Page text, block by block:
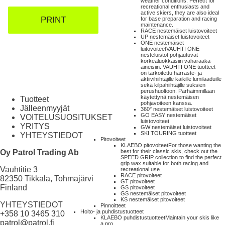
recreational enthusiasts and
active skiers, they are also ideal
for base preparation and racing
maintenance.
RACE nestemäiset luistovoiteet
UP nestemäiset luistovoiteet
ONE nestemäiset
luitovoiteetVAUHTI ONE
nesteluistot pohjautuvat
korkealuokkaisiin vaharaaka-
aineisiin. VAUHTI ONE tuotteet
on tarkoitettu harraste- ja
aktiivihiihtäjille kaikille lumilaaduille
sekä kilpahiihtäjille suksien
perushuoltoon. Parhaimmillaan
käytettynä nestemäisen
pohjavoiteen kanssa.
360° nestemäiset luistovoiteet
GO EASY nestemäiset
luistovoiteet
GW nestemäiset luistovoiteet
SKI TOURING tuotteet
Pitovoiteet
KLAEBO pitovoiteetFor those wanting the
best for their classic skis, check out the
SPEED GRIP collection to find the perfect
grip wax suitable for both racing and
recreational use.
RACE pitovoiteet
GT pitovoiteet
GS pitovoiteet
GS nestemäiset pitovoiteet
KS nestemäiset pitovoiteet
Pinnoitteet
Hoito- ja puhdistustuotteet
KLAEBO puhdistustuotteetMaintain your skis like
a pro.
PRINT
Tuotteet
Jälleenmyyjät
VOITELUSUOSITUKSET
YRITYS
YHTEYSTIEDOT
Oy Patrol Trading Ab
Vauhtitie 3
82350 Tikkala, Tohmajärvi
Finland
YHTEYSTIEDOT
+358 10 3465 310
patrol@patrol.fi